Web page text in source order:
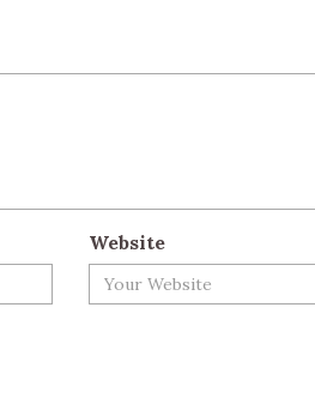
Website